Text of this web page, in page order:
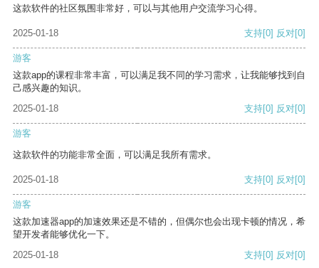
这款软件的社区氛围非常好，可以与其他用户交流学习心得。
2025-01-18 支持[0] 反对[0]
游客
这款app的课程非常丰富，可以满足我不同的学习需求，让我能够找到自
己感兴趣的知识。
2025-01-18
支持[0] 反对[0]
游客
这款软件的功能非常全面，可以满足我所有需求。
2025-01-18 支持[0] 反对[0]
游客
这款加速器app的加速效果还是不错的，但偶尔也会出现卡顿的情况，希
望开发者能够优化一下。
2025-01-18
支持[0] 反对[0]